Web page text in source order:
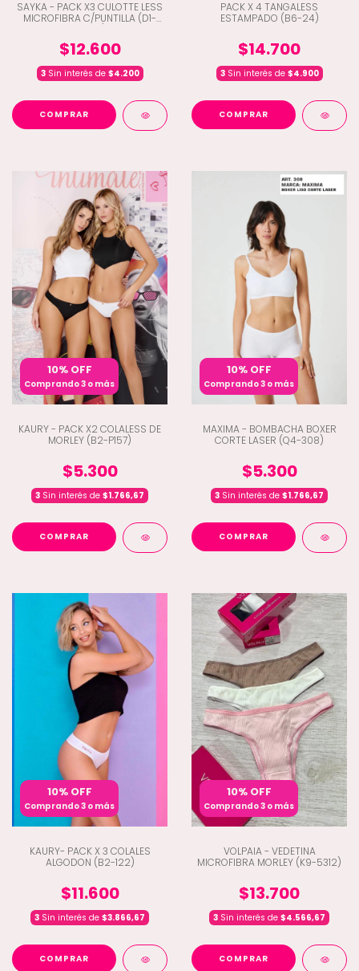
SAYKA - PACK X3 CULOTTE LESS
MICROFIBRA C/PUNTILLA (D1-
$12.600
3Sin interés de $4.200
COMPRAR
PACK X 4 TANGALESS
ESTAMPADO (B6-24)
$14.700
3Sin interés de $4.900
COMPRAR
10% OFF
Comprando 3 o más
KAURY - PACK X2 COLALESS DE
MORLEY (B2-P157)
$5.300
3 Sin interés de $1.766,67
COMPRAR
10% OFF
Comprando 3 o más
MAXIMA - BOMBACHA BOXER
CORTE LASER (Q4-308)
$5.300
3 Sin interés de $1.766,67
COMPRAR
10% OFF
Comprando 3 o más
KAURY- PACK X 3 COLALES
ALGODON (B2-122)
$11.600
3 Sin interés de $3.866,67
COMPRAR
10% OFF
Comprando 3 o más
VOLPAIA - VEDETINA
MICROFIBRA MORLEY (K9-5312)
$13.700
3 Sin interés de $4.566,67
COMPRAR